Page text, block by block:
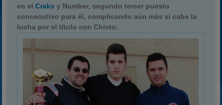
en elCraks y Number, segundo tercer puesto
consecutivo para él, complicando aún más si cabe la
lucha por el título con Chisto.